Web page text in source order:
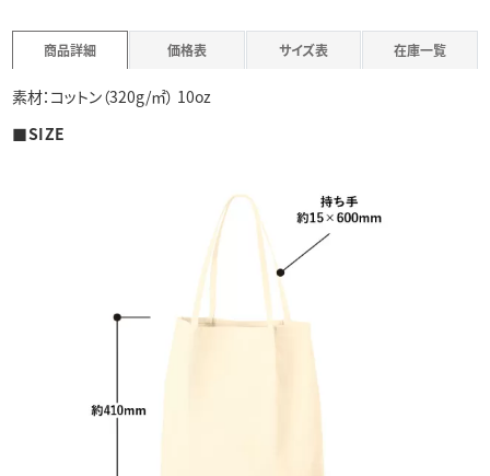
商品詳細 価格表 サイズ表 在庫一覧
素材：コットン（320g/㎡） 10oz
■SIZE